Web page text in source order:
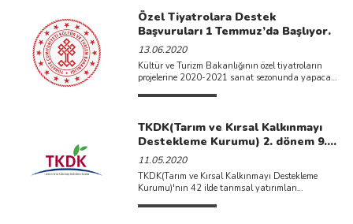
Özel Tiyatrolara Destek
Başvuruları 1 Temmuz’da Başlıyor.
13.06.2020
Kültür ve Turizm Bakanlığının özel tiyatroların
projelerine 2020-2021 sanat sezonunda yapacağı
TKDK(Tarım ve Kırsal Kalkınmayı
Destekleme Kurumu) 2. dönem 9.
Başvuru Çağrısı İlan Edilmiştir.
11.05.2020
TKDK(Tarım ve Kırsal Kalkınmayı Destekleme
Kurumu)'nın 42 ilde tarımsal yatırımları